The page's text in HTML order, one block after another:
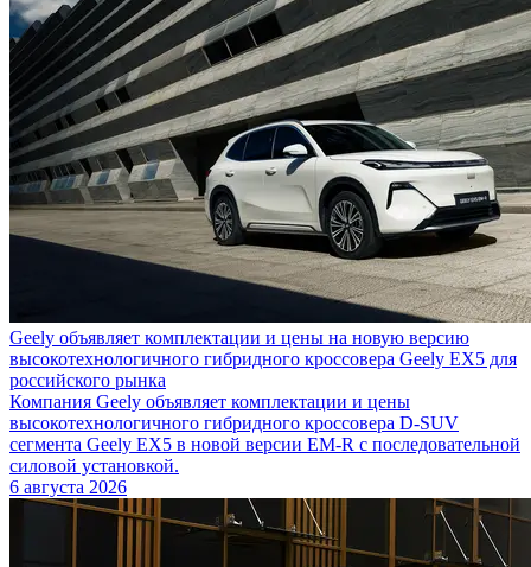
Geely объявляет комплектации и цены на новую версию
высокотехнологичного гибридного кроссовера Geely EX5 для
российского рынка
Компания Geely объявляет комплектации и цены
высокотехнологичного гибридного кроссовера D-SUV
сегмента Geely EX5 в новой версии EM-R с последовательной
силовой установкой.
6 августа 2026